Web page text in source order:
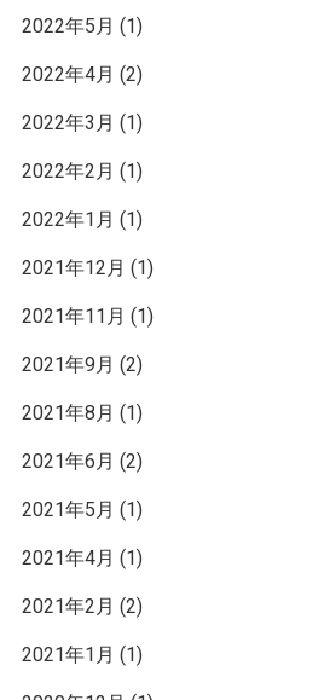
2022年5月 (1)
2022年4月 (2)
2022年3月 (1)
2022年2月 (1)
2022年1月 (1)
2021年12月 (1)
2021年11月 (1)
2021年9月 (2)
2021年8月 (1)
2021年6月 (2)
2021年5月 (1)
2021年4月 (1)
2021年2月 (2)
2021年1月 (1)